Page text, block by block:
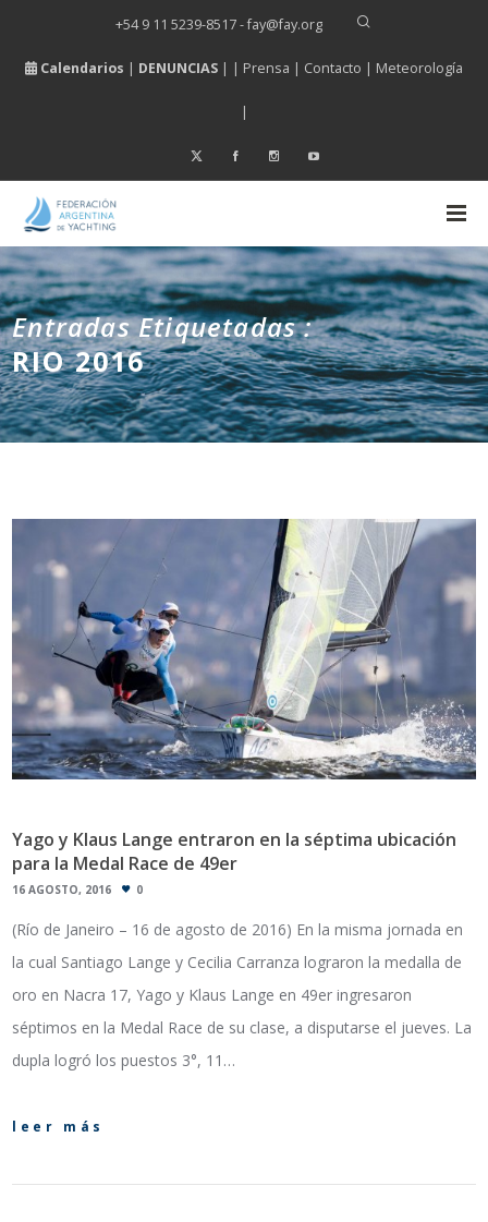
+54 9 11 5239-8517 - fay@fay.org
Calendarios | DENUNCIAS | | Prensa | Contacto | Meteorología
|
Entradas Etiquetadas :
RIO 2016
Yago y Klaus Lange entraron en la séptima ubicación
para la Medal Race de 49er
16 AGOSTO, 2016 0
(Río de Janeiro – 16 de agosto de 2016) En la misma jornada en
la cual Santiago Lange y Cecilia Carranza lograron la medalla de
oro en Nacra 17, Yago y Klaus Lange en 49er ingresaron
séptimos en la Medal Race de su clase, a disputarse el jueves. La
dupla logró los puestos 3°, 11…
leer más